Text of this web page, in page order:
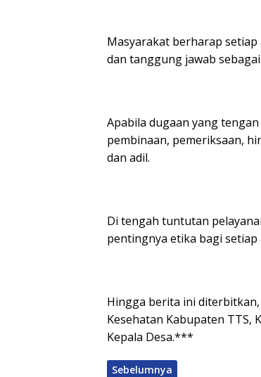
Masyarakat berharap
dan tanggung jawab
Apabila dugaan yang
pembinaan, pemeriksaan,
dan adil.
Di tengah tuntutan
pentingnya etika bagi
Hingga berita ini
Kesehatan Kabupaten TTS,
Kepala Desa.***
Sebelumnya